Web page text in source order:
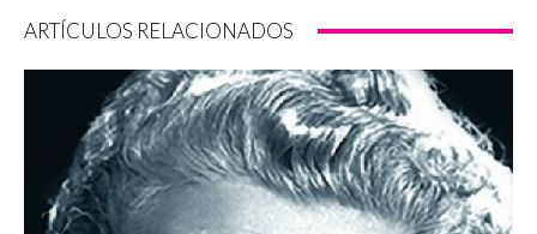
ARTÍCULOS RELACIONADOS